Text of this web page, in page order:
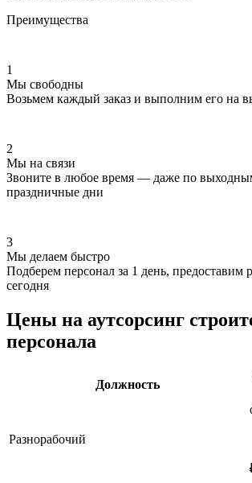
Преимущества
1
Мы свободны
Возьмем каждый заказ и выполним его на
2
Мы на связи
Звоните в любое время — даже по
праздничные дни
3
Мы делаем быстро
Подберем персонал за 1 день, предоставим
сегодня
Цены на аутсорсинг
персонала
Должность
Разнорабочий